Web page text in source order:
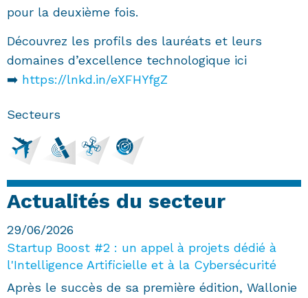
pour la deuxième fois.
Découvrez les profils des lauréats et leurs
domaines d’excellence technologique ici
➡️ https://lnkd.in/eXFHYfgZ
Secteurs
Actualités du secteur
29/06/2026
Startup Boost #2 : un appel à projets dédié à
l'Intelligence Artificielle et à la Cybersécurité
Après le succès de sa première édition, Wallonie